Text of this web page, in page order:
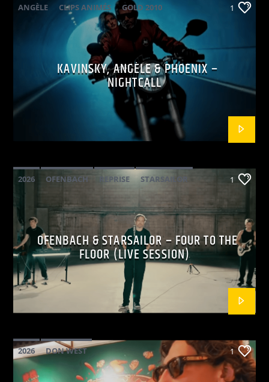
ANGÈLE CLIPS ANIMÉS
GOLD 2010
PHOENIX POP ELECTRO
1
KAVINSKY, ANGÈLE & PHOENIX –
NIGHTCALL
2026 OFENBACH REPRISE STARSAILOR 1
OFENBACH & STARSAILOR – FOUR TO THE
FLOOR (LIVE SESSION)
2026
DON WEST
MAINSQUARE FESTIVAL 2026
POP
1